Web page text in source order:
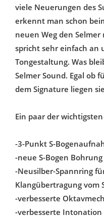
viele Neuerungen des
erkennt man schon
neuen Weg den
spricht sehr einfach an
Tongestaltung. Was
Selmer Sound. Egal ob
dem Signature liegen
Ein paar der
-3-Punkt S-
-neue S-Bogen
-Neusilber-Spannring
Klangübertragung vom
-verbesserte
-verbesserte Intonation